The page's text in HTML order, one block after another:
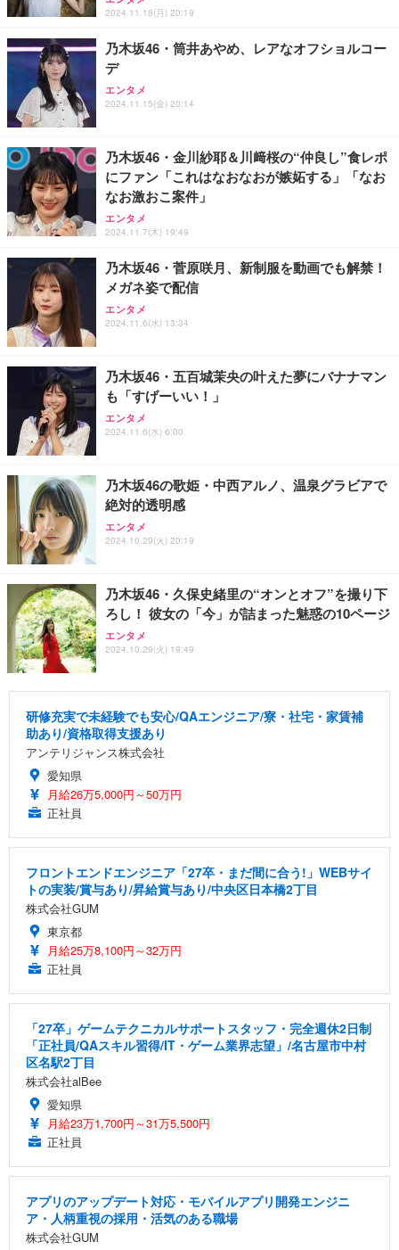
レスト 3Dヘッドレスト ハンガー付き 高反発クッシ
務用 おしゃれ パソコンチェア (ホワイト)
￥7,680
ANDWINT オフィスチェア デスクチェア 肘なし メ
ッシュ 通気性 ランバーサポート付き 腰サポート ガ
ス圧無段階昇降 360度回転 キャスター付き コンパク
応 ComfortView ビジネス向け
￥15,800
【MiniLED/24.5inch/280Hz/FHD】GRAPHT THE S
HOOTER Gaming Monitor 24” Essential ゲーミン
グモニター QD 24.5インチ 1ms FHD 量子ドット 残
￥3,670
アイリスオーヤマ ペットシーツ 超厚型 お徳用 レギ
ュラー 200枚入【Amazon.co.jp限定】
2024.11.18(月) 20:19
乃木坂46・筒井あやめ、レアなオフショルコー
デ
エンタメ
2024.11.15(金) 20:14
乃木坂46・金川紗耶＆川﨑桜の“仲良し”食レポ
にファン「これはなおなおが嫉妬する」「なお
なお激おこ案件」
エンタメ
2024.11.7(木) 19:49
乃木坂46・菅原咲月、新制服を動画でも解禁！
メガネ姿で配信
エンタメ
2024.11.6(水) 13:34
乃木坂46・五百城茉央の叶えた夢にバナナマン
も「すげーいい！」
エンタメ
2024.11.6(水) 6:00
乃木坂46の歌姫・中西アルノ、温泉グラビアで
絶対的透明感
エンタメ
2024.10.29(火) 20:19
乃木坂46・久保史緒里の“オンとオフ”を撮り下
ろし！ 彼女の「今」が詰まった魅惑の10ページ
エンタメ
2024.10.29(火) 19:49
研修充実で未経験でも安心/QAエンジニア/寮・社宅・家賃補
助あり/資格取得支援あり
アンテリジャンス株式会社
愛知県
月給26万5,000円～50万円
正社員
フロントエンドエンジニア「27卒・まだ間に合う!」WEBサイ
トの実装/賞与あり/昇給賞与あり/中央区日本橋2丁目
株式会社GUM
東京都
月給25万8,100円～32万円
正社員
「27卒」ゲームテクニカルサポートスタッフ・完全週休2日制
「正社員/QAスキル習得/IT・ゲーム業界志望」/名古屋市中村
区名駅2丁目
株式会社alBee
愛知県
月給23万1,700円～31万5,500円
正社員
アプリのアップデート対応・モバイルアプリ開発エンジニ
ア・人柄重視の採用・活気のある職場
株式会社GUM